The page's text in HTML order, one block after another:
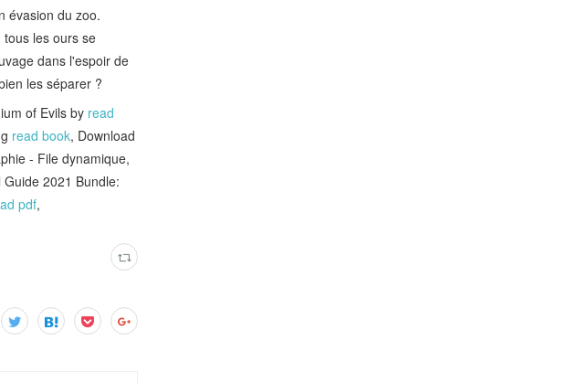
évasion du zoo.
les ours se
dans l'espoir de
les séparer ?
of Evils by read
read book, Download
- File dynamique,
2021 Bundle:
pdf,